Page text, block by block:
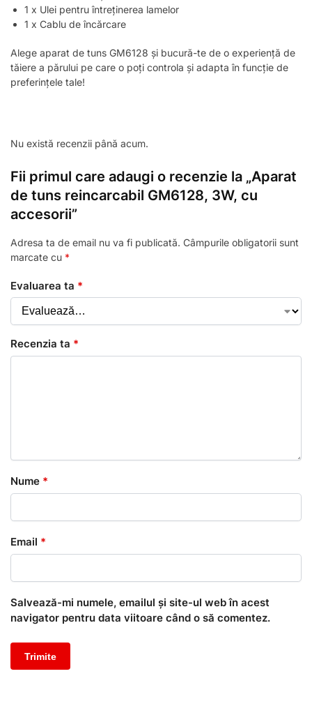
1 x Ulei pentru întreținerea lamelor
1 x Cablu de încărcare
Alege aparat de tuns GM6128 și bucură-te de o experiență de
tăiere a părului pe care o poți controla și adapta în funcție de
preferințele tale!
Nu există recenzii până acum.
Fii primul care adaugi o recenzie la „Aparat
de tuns reincarcabil GM6128, 3W, cu
accesorii”
Adresa ta de email nu va fi publicată. Câmpurile obligatorii sunt
marcate cu *
Evaluarea ta *
Recenzia ta *
Nume *
Email *
Salvează-mi numele, emailul și site-ul web în acest
navigator pentru data viitoare când o să comentez.